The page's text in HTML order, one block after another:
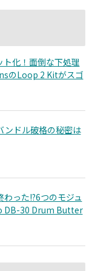
ト化！面倒な下処理
のLoop 2 Kitがスゴ
ンドル破格の秘密は
った!?6つのモジュ
DB-30 Drum Butter